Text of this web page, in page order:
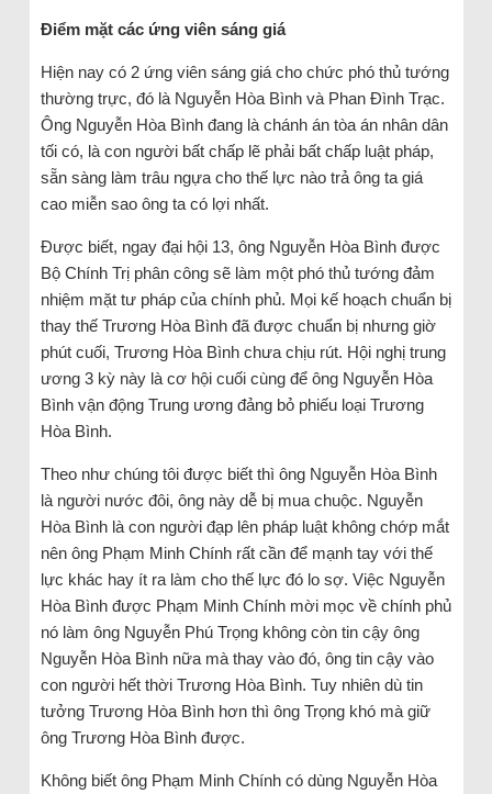
Điểm mặt các ứng viên sáng giá
Hiện nay có 2 ứng viên sáng giá cho chức phó thủ tướng
thường trực, đó là Nguyễn Hòa Bình và Phan Đình Trạc.
Ông Nguyễn Hòa Bình đang là chánh án tòa án nhân dân
tối có, là con người bất chấp lẽ phải bất chấp luật pháp,
sẵn sàng làm trâu ngựa cho thế lực nào trả ông ta giá
cao miễn sao ông ta có lợi nhất.
Được biết, ngay đại hội 13, ông Nguyễn Hòa Bình được
Bộ Chính Trị phân công sẽ làm một phó thủ tướng đảm
nhiệm mặt tư pháp của chính phủ. Mọi kế hoạch chuẩn bị
thay thế Trương Hòa Bình đã được chuẩn bị nhưng giờ
phút cuối, Trương Hòa Bình chưa chịu rút. Hội nghị trung
ương 3 kỳ này là cơ hội cuối cùng để ông Nguyễn Hòa
Bình vận động Trung ương đảng bỏ phiếu loại Trương
Hòa Bình.
Theo như chúng tôi được biết thì ông Nguyễn Hòa Bình
là người nước đôi, ông này dễ bị mua chuộc. Nguyễn
Hòa Bình là con người đạp lên pháp luật không chớp mắt
nên ông Phạm Minh Chính rất cần để mạnh tay với thế
lực khác hay ít ra làm cho thế lực đó lo sợ. Việc Nguyễn
Hòa Bình được Phạm Minh Chính mời mọc về chính phủ
nó làm ông Nguyễn Phú Trọng không còn tin cậy ông
Nguyễn Hòa Bình nữa mà thay vào đó, ông tin cậy vào
con người hết thời Trương Hòa Bình. Tuy nhiên dù tin
tưởng Trương Hòa Bình hơn thì ông Trọng khó mà giữ
ông Trương Hòa Bình được.
Không biết ông Phạm Minh Chính có dùng Nguyễn Hòa